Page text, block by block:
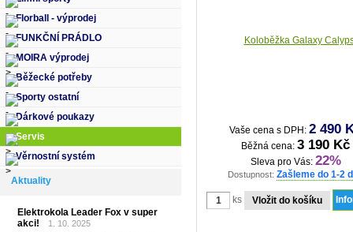
Vaše cena s DPH: 2 490
Běžná cena: 3 190 Kč
Sleva pro Vás: 22%
Dostupnost: Zašleme do 1-2
ks
Florball - výprodej
FUNKČNÍ PRÁDLO
MOIRA výprodej
Běžecké potřeby
Sporty ostatní
Dárkové poukazy
Servis
Věrnostní systém
Aktuality
Elektrokola Leader Fox v super
akci!
1. 10. 2025